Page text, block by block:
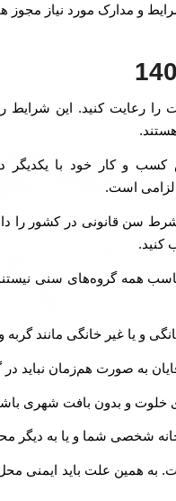
و مدارک مورد نیاز مجوز
رعایت کنید. این شرایط
و کار خود با یکدیگر
است.
کنید.
همه گروه‌های سنی
و یا غیر خانگی مانند گربه
به صورت هم‌زمان نباید
خلوت و بدون بافت شهری
شخصی شما و یا به دیگر
به همین علت باید ایمنی